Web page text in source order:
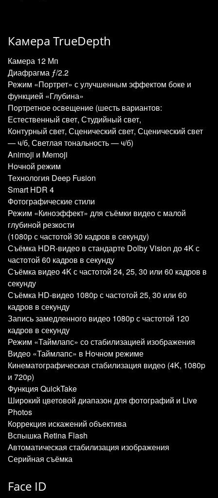
Камера TrueDepth
Камера 12 Мп
Диафрагма ƒ/2.2
Режим «Портрет» с улучшенным эффектом боке и
функцией «Глубина»
Портретное освещение (шесть вариантов:
Естественный свет, Студийный свет,
Контурный свет, Сценический свет, Сценический свет
— ч/б, Светлая тональность — ч/б)
Animoji и Memoji
Ночной режим
Технология Deep Fusion
Smart HDR 4
Фотографические стили
Режим «Киноэффект» для съёмки видео с малой
глубиной резкости
(1080p с частотой 30 кадров в секунду)
Съёмка HDR‑видео в стандарте Dolby Vision до 4K с
частотой 60 кадров в секунду
Съёмка видео 4K с частотой 24, 25, 30 или 60 кадров в
секунду
Съёмка HD‑видео 1080p с частотой 25, 30 или 60
кадров в секунду
Запись замедленного видео 1080р с частотой 120
кадров в секунду
Режим «Таймлапс» со стабилизацией изображения
Видео «Таймлапс» в Ночном режиме
Кинематографическая стабилизация видео (4K, 1080p
и 720p)
Функция QuickTake
Широкий цветовой диапазон для фотографий и Live
Photos
Коррекция искажений объектива
Вспышка Retina Flash
Автоматическая стабилизация изображения
Серийная съёмка
Face ID